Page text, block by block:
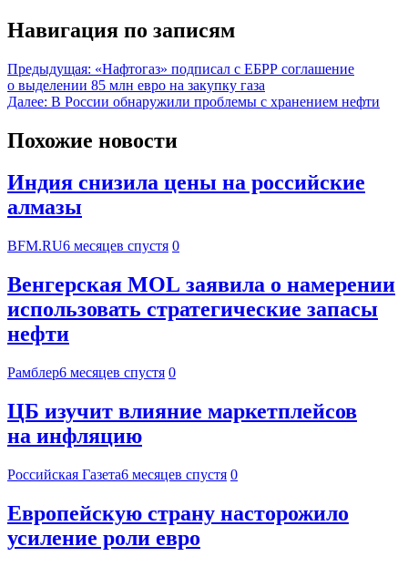
Навигация по записям
Предыдущая: «Нафтогаз» подписал с ЕБРР соглашение
о выделении 85 млн евро на закупку газа
Далее: В России обнаружили проблемы с хранением нефти
Похожие новости
Индия снизила цены на российские
алмазы
BFM.RU6 месяцев спустя 0
Венгерская MOL заявила о намерении
использовать стратегические запасы
нефти
Рамблер6 месяцев спустя 0
ЦБ изучит влияние маркетплейсов
на инфляцию
Российская Газета6 месяцев спустя 0
Европейскую страну насторожило
усиление роли евро